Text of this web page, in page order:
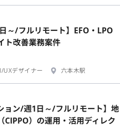
～/フルリモート】EFO・LPO
ト改善業務案件
UXデザイナー
六本木駅
ョン/週1日～/フルリモート】地
CIPPO）の運用・活用ディレク